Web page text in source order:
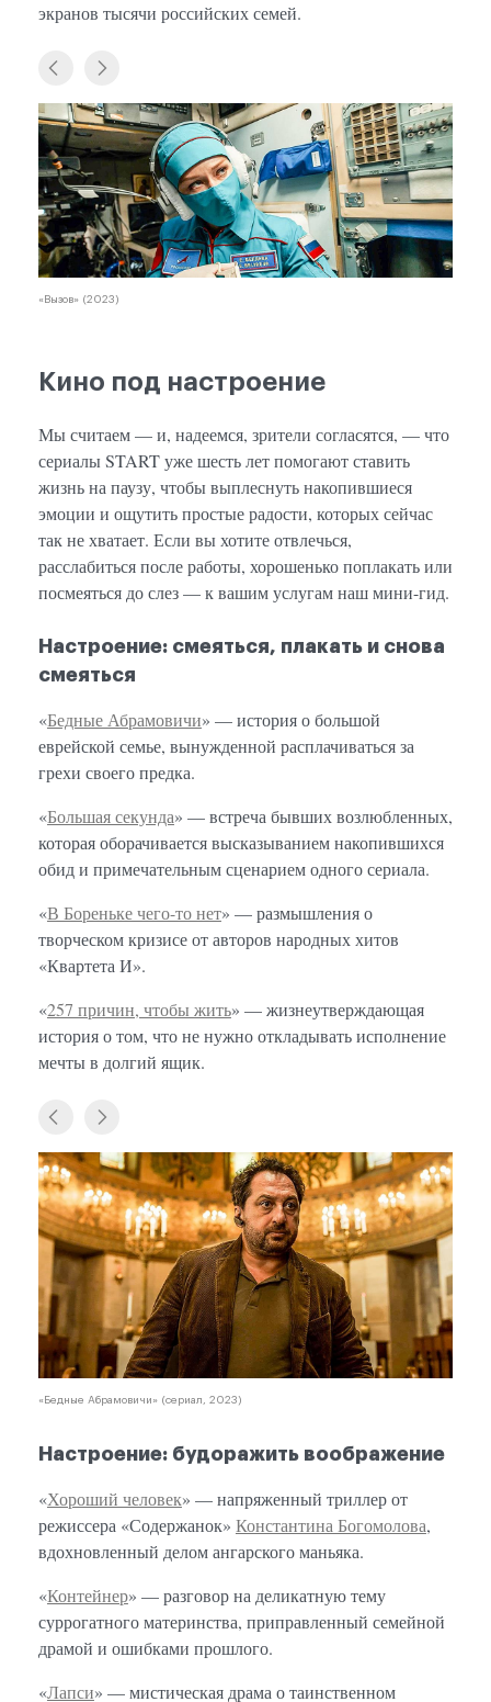
экранов тысячи российских семей.
«Вызов» (2023)
Кино под настроение
Мы считаем — и, надеемся, зрители согласятся, — что
сериалы START уже шесть лет помогают ставить
жизнь на паузу, чтобы выплеснуть накопившиеся
эмоции и ощутить простые радости, которых сейчас
так не хватает. Если вы хотите отвлечься,
расслабиться после работы, хорошенько поплакать или
посмеяться до слез — к вашим услугам наш мини-гид.
Настроение: смеяться, плакать и снова
смеяться
«Бедные Абрамовичи» — история о большой
еврейской семье, вынужденной расплачиваться за
грехи своего предка.
«Большая секунда» — встреча бывших возлюбленных,
которая оборачивается высказыванием накопившихся
обид и примечательным сценарием одного сериала.
«В Бореньке чего-то нет» — размышления о
творческом кризисе от авторов народных хитов
«Квартета И».
«257 причин, чтобы жить» — жизнеутверждающая
история о том, что не нужно откладывать исполнение
мечты в долгий ящик.
«Бедные Абрамовичи» (сериал, 2023)
Настроение: будоражить воображение
«Хороший человек» — напряженный триллер от
режиссера «Содержанок» Константина Богомолова,
вдохновленный делом ангарского маньяка.
«Контейнер» — разговор на деликатную тему
суррогатного материнства, приправленный семейной
драмой и ошибками прошлого.
«Лапси» — мистическая драма о таинственном